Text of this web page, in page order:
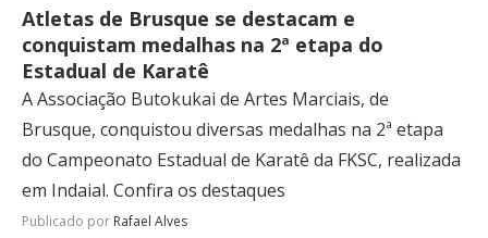
Atletas de Brusque se destacam e
conquistam medalhas na 2ª etapa do
Estadual de Karatê
A Associação Butokukai de Artes Marciais, de
Brusque, conquistou diversas medalhas na 2ª etapa
do Campeonato Estadual de Karatê da FKSC, realizada
em Indaial. Confira os destaques
Publicado por Rafael Alves